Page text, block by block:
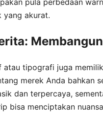
yang akurat.
atau tipografi juga
merek Anda bahkan
dan terpercaya,
bisa menciptakan